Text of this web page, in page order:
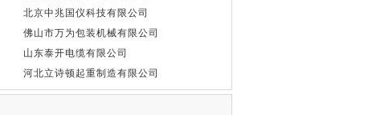
北京中兆国仪科技有限公司
佛山市万为包装机械有限公司
山东泰开电缆有限公司
河北立诗顿起重制造有限公司